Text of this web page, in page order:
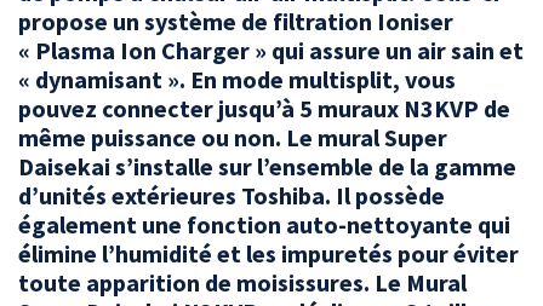
propose un système de filtration Ioniser
« Plasma Ion Charger » qui assure un air sain et
« dynamisant ». En mode multisplit, vous
pouvez connecter jusqu’à 5 muraux N3KVP de
même puissance ou non. Le mural Super
Daisekai s’installe sur l’ensemble de la gamme
d’unités extérieures Toshiba. Il possède
également une fonction auto-nettoyante qui
élimine l’humidité et les impuretés pour éviter
toute apparition de moisissures. Le Mural